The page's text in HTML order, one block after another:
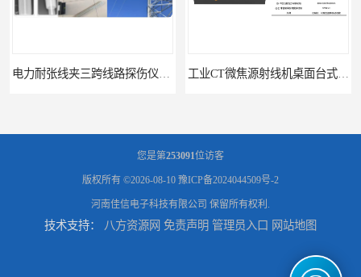
电力耐张线夹三跨线路探伤仪X射线机DR成像检测系统 工业CT微焦源射线机桌面台式CT实验动物三维X光成像系统微型CT
您是第253091位访客
版权所有 ©2026-08-10 豫ICP备2024044509号-2
河南佳信电子科技有限公司 保留所有权利.
技术支持： 八方资源网 免责声明 管理员入口 网站地图